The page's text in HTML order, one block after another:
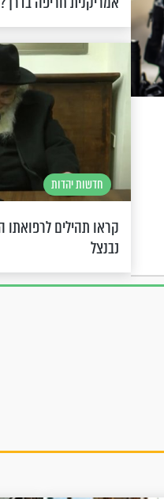
חדשות יהדות
קראו תהילים
נבנצל